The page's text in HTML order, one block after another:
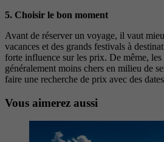
5. Choisir le bon moment
Avant de réserver un voyage, il vaut
vacances et des grands festivals à
forte influence sur les prix. De même,
généralement moins chers en milieu de
faire une recherche de prix avec des
Vous aimerez aussi